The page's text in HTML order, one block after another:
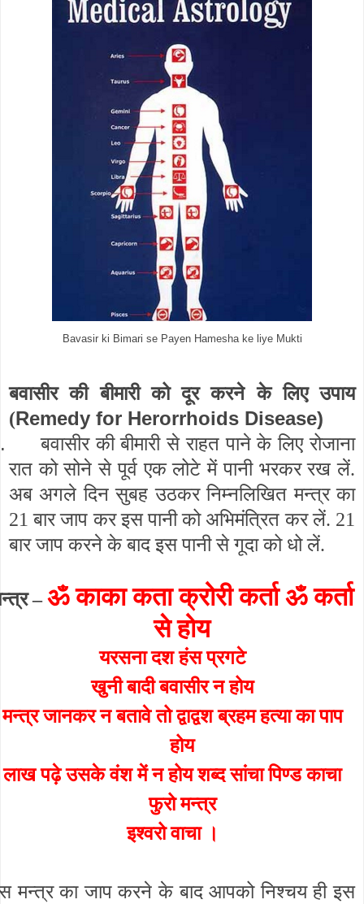
Bavasir ki Bimari se Payen Hamesha ke liye Mukti
बवासीर की बीमारी को दूर करने के लिए उपाय
(Remedy for Herorrhoids Disease)
बवासीर की बीमारी से राहत पाने के लिए रोजाना
रात को सोने से पूर्व एक लोटे में पानी भरकर रख लें.
अब अगले दिन सुबह उठकर निम्नलिखित मन्त्र का
21 बार जाप कर इस पानी को अभिमंत्रित कर लें. 21
बार जाप करने के बाद इस पानी से गूदा को धो लें.
– ॐकाका कता क्रोरी कर्ता ॐ कर्ता
से होय
यरसना दश हंस प्रगटे
खुनी बादी बवासीर न होय
मन्त्र जानकर न बतावे तो द्वाद्वश ब्रहम हत्या का पाप
होय
लाख पढ़े उसके वंश में न होय शब्द सांचा पिण्ड काचा
फुरो मन्त्र
इश्वरो वाचा ।
मन्त्र का जाप करने के बाद आपको निश्चय ही इस